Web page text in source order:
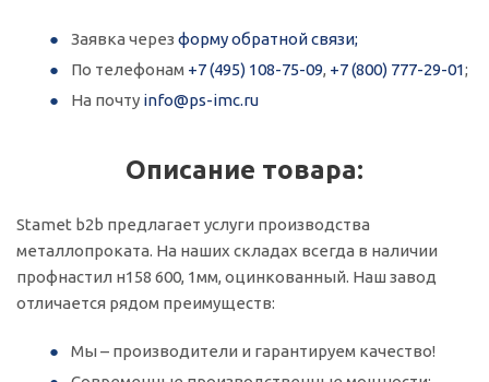
Заявка через форму обратной связи;
По телефонам +7 (495) 108-75-09, +7 (800) 777-29-01;
На почту info@ps-imc.ru
Описание товара:
Stamet b2b предлагает услуги производства
металлопроката. На наших складах всегда в наличии
профнастил н158 600, 1мм, оцинкованный. Наш завод
отличается рядом преимуществ:
Мы – производители и гарантируем качество!